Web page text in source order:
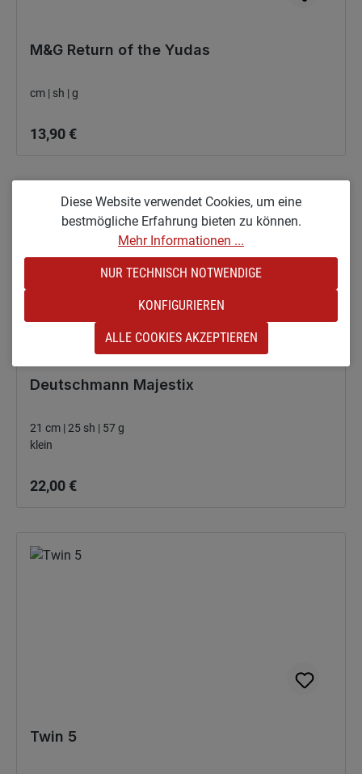
M&G Return of the Yudas
cm | sh | g
13,90 €
Deutschmann Majestix
21 cm | 25 sh | 57 g
klein
22,00 €
Twin 5
Diese Website verwendet Cookies, um eine
bestmögliche Erfahrung bieten zu können.
Mehr Informationen ...
NUR TECHNISCH NOTWENDIGE
KONFIGURIEREN
ALLE COOKIES AKZEPTIEREN